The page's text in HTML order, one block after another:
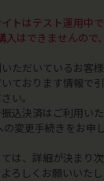
トはテスト運用中で
入はできませんので
ただいているお客
ております情報で
い。
込決済はご利用い
の変更手続きをお申
は、詳細が決まり
ろしくお願いいたし